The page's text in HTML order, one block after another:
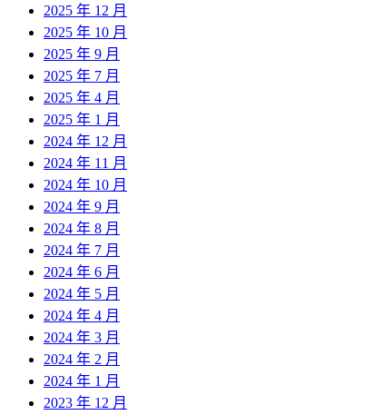
2025 年 12 月
2025 年 10 月
2025 年 9 月
2025 年 7 月
2025 年 4 月
2025 年 1 月
2024 年 12 月
2024 年 11 月
2024 年 10 月
2024 年 9 月
2024 年 8 月
2024 年 7 月
2024 年 6 月
2024 年 5 月
2024 年 4 月
2024 年 3 月
2024 年 2 月
2024 年 1 月
2023 年 12 月